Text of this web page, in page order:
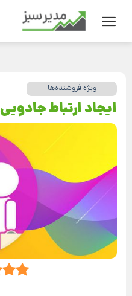
ویژه فروشنده‌ها
ایجاد ارتباط